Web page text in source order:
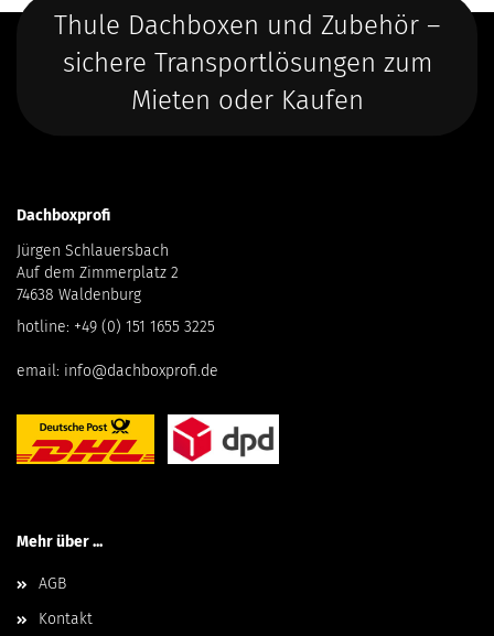
Thule Dachboxen und Zubehör –
sichere Transportlösungen zum
Mieten oder Kaufen
Dachboxprofi
Jürgen Schlauersbach
Auf dem Zimmerplatz 2
74638 Waldenburg
hotline: +49 (0) 151 1655 3225
email: info@dachboxprofi.de
Mehr über ...
AGB
Kontakt